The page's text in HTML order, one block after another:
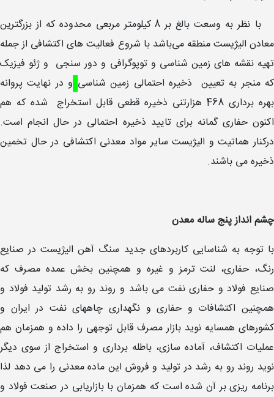
با نظر به وسعت بالغ بر 8 کیلومتر مربعی محدوده که از بزرگترین
معادن الیژیست منطقه می‌باشد با شروع فعالیت های اکتشافی از جمله
تهیه نقشه های زمین شناسی و توپوگرافی و دور سنجی و ژئو فیزیک
که منجر به تعیین ذخیره احتمالی زمین شناسی و در نهایت پروانه
بهره برداری 468 هزارتنی ذخیره قطعی قابل استخراج شده که هم
اکنون حفاری گمانه برای تایید ذخیره احتمالی در حال انجام است.
درکنار هماتیت و الیژیست سایر مواد معدنی اکتشافی در حال تخمین
ذخیره می باشند.
چشم انداز پنج ساله معدن
با توجه به شناسایی کاربردهای جدید سنگ آهن الیژیست در صنایع
رنگ، حفاری، لنت ترمز و غیره و همچنین بخش عمده مصرف که
صنایع فولاد و حفاری نفت می باشد و روند رو به رشد تولید فولاد و
همچنین اکتشافات و حفاری و نگهداری چاههای نفت در ایران و
کشورهای همسایه نوید بازار مصرف قابل توجهی را داده و همزمان هم
عملیات اکتشاف، آماده سازی، باطله برداری و استخراج از سوی دیگر
نوید روند رو به رشد در تولید و فروش این ماده معدنی را می دهد لذا
برنامه ریزی بر آن شده است که همزمان با بازاریابی در صنعت فولاد و